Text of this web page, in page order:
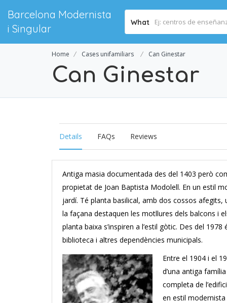
Barcelona Modernista
i Singular
What
Home Cases unifamiliars Can Ginestar
Can Ginestar
Details FAQs Reviews
Antiga masia documentada des del 1403 però
propietat de Joan Baptista Modolell. En un estil
jardí. Té planta basilical, amb dos cossos
la façana destaquen les motllures dels balcons i
planta baixa s’inspiren a l’estil gòtic. Des del
biblioteca i altres dependències municipals.
Entre el 1904 i el
d’una antiga
completa de
en estil